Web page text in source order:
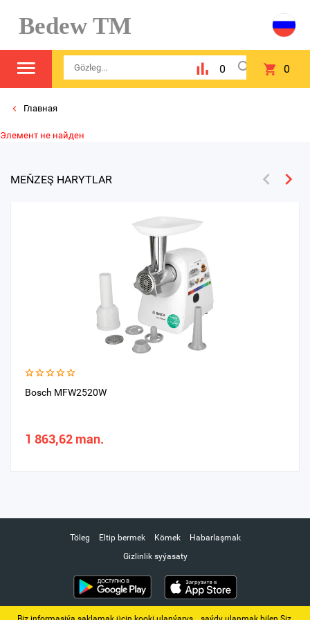
Bedew TM
0 0
Главная
Элемент не найден
MEŇZEŞ HARYTLAR
Bosch MFW2520W
1 863,62 man.
Töleg Eltip bermek Kömek
Habarlaşmak
Gizlinlik syýasaty